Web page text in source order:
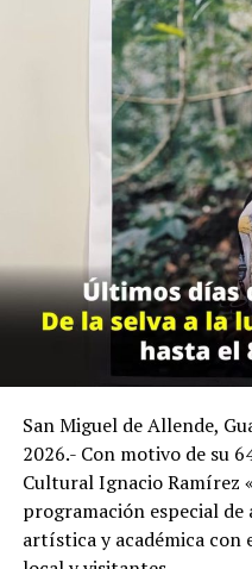
San Miguel de Allende,
2026.- Con motivo de su
Cultural Ignacio Ramírez
programación especial
artística y académica